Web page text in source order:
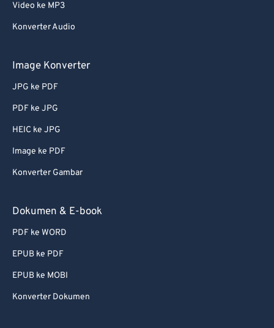
Video ke MP3
Konverter Audio
Image Konverter
JPG ke PDF
PDF ke JPG
HEIC ke JPG
Image ke PDF
Konverter Gambar
Dokumen & E-book
PDF ke WORD
EPUB ke PDF
EPUB ke MOBI
Konverter Dokumen